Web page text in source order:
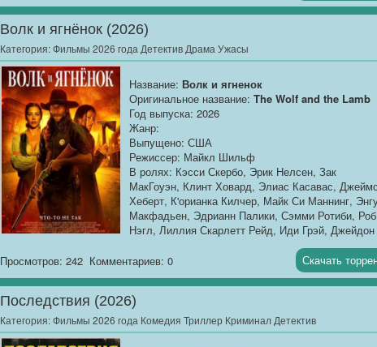
О фильме: Капитан...
Волк и ягнёнок (2026)
Категория:Фильмы 2026 года Детектив Драма Ужасы
Название: Волк и ягненок
Оригинальное название: The Wolf and the Lamb
Год выпуска: 2026
Жанр:
Выпущено: США
Режиссер: Майкл Шильф
В ролях: Кэсси Скербо, Эрик Нелсен, Зак
МакГоуэн, Клинт Ховард, Элиас Касавас, Джеймс
Хеберт, К'орианка Килчер, Майк Си Маннинг,
Макфадьен, Эдрианн Палики, Сэмми Ротиби, Роб
Нэгл, Лиллия Скарлетт Рейд, Иди Грэй, Джейдон
Кларк, Ташья Гейтс, Ханна Балицки, Чейен
Миккелсен, Дженна Киралли, Валентина Скербо,
Продолжительность:...
Просмотров: 242 Комментариев: 0 Скачать
Последствия (2026)
Категория:Фильмы 2026 года Комедия Триллер Криминал Детектив